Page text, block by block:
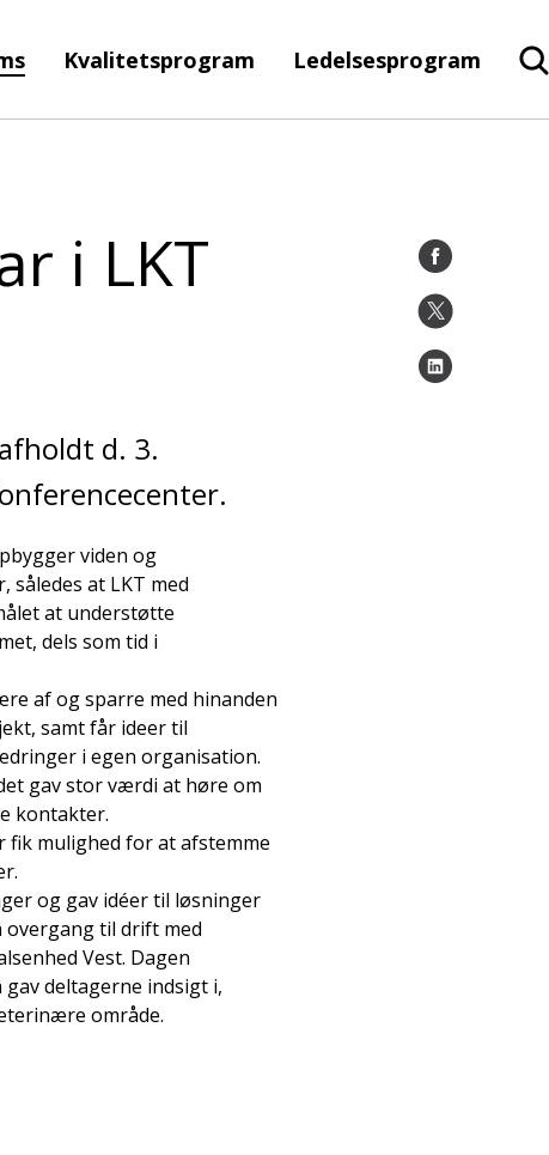
Kvalitetsprogram Ledelsesprogram
i LKT
d. 3.
viden og
at LKT med
at understøtte
dels som tid i
af og sparre med hinanden
samt får ideer til
i egen organisation.
gav stor værdi at høre om
kontakter.
mulighed for at afstemme
og gav idéer til løsninger
overgang til drift med
Vest. Dagen
deltagerne indsigt i,
område.